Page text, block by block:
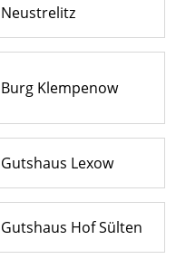
Neustrelitz
Burg Klempenow
Gutshaus Lexow
Gutshaus Hof Sülten